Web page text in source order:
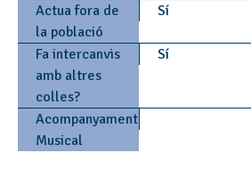
Actua fora de
la població
Sí
Fa intercanvis
amb altres
colles?
Sí
Acompanyament
Musical